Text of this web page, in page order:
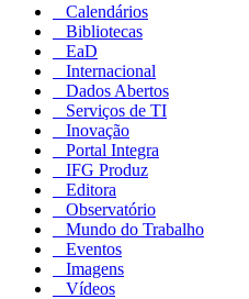
Calendários
Bibliotecas
EaD
Internacional
Dados Abertos
Serviços de TI
Inovação
Portal Integra
IFG Produz
Editora
Observatório
Mundo do Trabalho
Eventos
Imagens
Vídeos